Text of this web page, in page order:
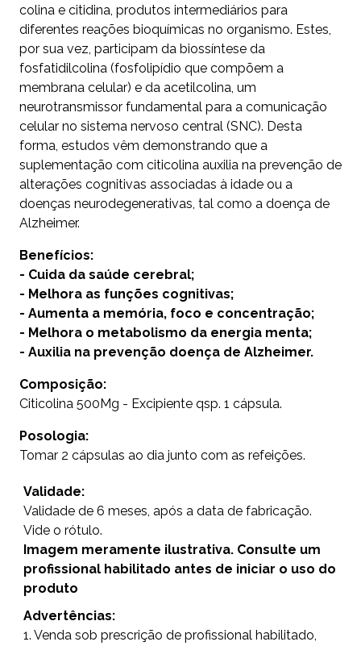
colina e citidina, produtos intermediários para
diferentes reações bioquímicas no organismo. Estes,
por sua vez, participam da biossíntese da
fosfatidilcolina (fosfolipídio que compõem a
membrana celular) e da acetilcolina, um
neurotransmissor fundamental para a comunicação
celular no sistema nervoso central (SNC). Desta
forma, estudos vêm demonstrando que a
suplementação com citicolina auxilia na prevenção de
alterações cognitivas associadas à idade ou a
doenças neurodegenerativas, tal como a doença de
Alzheimer.
Benefícios:
- Cuida da saúde cerebral;
- Melhora as funções cognitivas;
- Aumenta a memória, foco e concentração;
- Melhora o metabolismo da energia menta;
- Auxilia na prevenção doença de Alzheimer.
Composição:
Citicolina 500Mg - Excipiente qsp. 1 cápsula.
Posologia:
Tomar 2 cápsulas ao dia junto com as refeições.
Validade:
Validade de 6 meses, após a data de fabricação.
Vide o rótulo.
Imagem meramente ilustrativa. Consulte um
profissional habilitado antes de iniciar o uso do
produto
Advertências:
1. Venda sob prescrição de profissional habilitado,